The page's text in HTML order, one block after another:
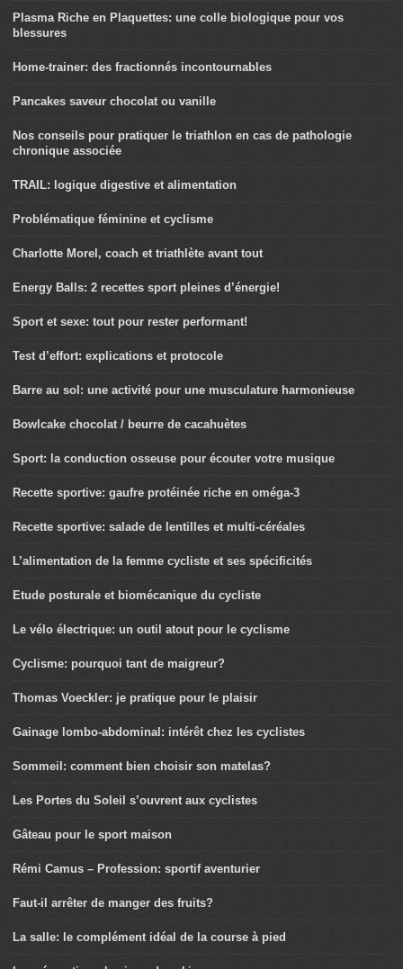
Plasma Riche en Plaquettes: une colle biologique pour vos
blessures
Home-trainer: des fractionnés incontournables
Pancakes saveur chocolat ou vanille
Nos conseils pour pratiquer le triathlon en cas de pathologie
chronique associée
TRAIL: logique digestive et alimentation
Problématique féminine et cyclisme
Charlotte Morel, coach et triathlète avant tout
Energy Balls: 2 recettes sport pleines d’énergie!
Sport et sexe: tout pour rester performant!
Test d’effort: explications et protocole
Barre au sol: une activité pour une musculature harmonieuse
Bowlcake chocolat / beurre de cacahuètes
Sport: la conduction osseuse pour écouter votre musique
Recette sportive: gaufre protéinée riche en oméga-3
Recette sportive: salade de lentilles et multi-céréales
L’alimentation de la femme cycliste et ses spécificités
Etude posturale et biomécanique du cycliste
Le vélo électrique: un outil atout pour le cyclisme
Cyclisme: pourquoi tant de maigreur?
Thomas Voeckler: je pratique pour le plaisir
Gainage lombo-abdominal: intérêt chez les cyclistes
Sommeil: comment bien choisir son matelas?
Les Portes du Soleil s’ouvrent aux cyclistes
Gâteau pour le sport maison
Rémi Camus – Profession: sportif aventurier
Faut-il arrêter de manger des fruits?
La salle: le complément idéal de la course à pied